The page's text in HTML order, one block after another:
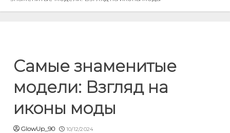
Самые знаменитые
модели: Взгляд на
иконы моды
GlowUp_90 10/12/2024